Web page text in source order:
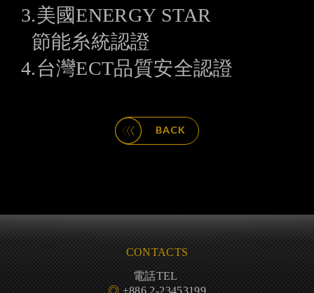
3.美國ENERGY STAR
節能糸統認證
4.台灣ECT品質安全認證
BACK
CONTACTS
電話TEL